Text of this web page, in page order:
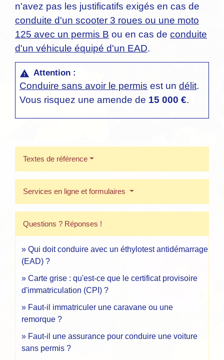
n'avez pas les justificatifs exigés en cas de
conduite d'un scooter 3 roues ou une moto
125 avec un permis B ou en cas de conduite
d'un véhicule équipé d'un EAD.
warning Attention :
Conduire sans avoir le permis est un délit.
Vous risquez une amende de 15 000 €.
Textes de référence
Services en ligne et formulaires
Questions ? Réponses !
Qui doit conduire avec un éthylotest antidémarrage
(EAD) ?
Carte grise : qu'est-ce que le certificat provisoire
d'immatriculation (CPI) ?
Faut-il immatriculer une caravane ou une
remorque ?
Faut-il une assurance pour conduire une voiture
sans permis ?